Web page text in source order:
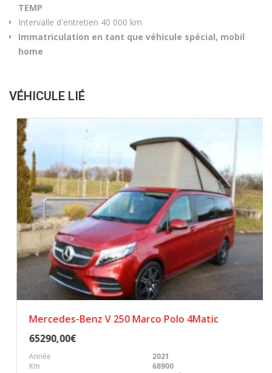
TEMP
Intervalle d'entretien 40 000 km
Immatriculation en tant que véhicule spécial, mobil
home
VÉHICULE LIÉ
Mercedes-Benz V 250 Marco Polo 4Matic
65290,00€
Année
2021
Km
68900